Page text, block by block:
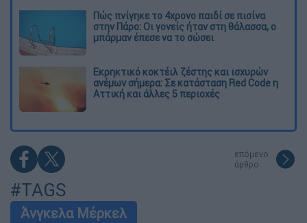
Πώς πνίγηκε το 4χρονο παιδί σε πισίνα
στην Πάρο: Οι γονείς ήταν στη θάλασσα, ο
μπάρμαν έπεσε να το σώσει
Εκρηκτικό κοκτέιλ ζέστης και ισχυρών
ανέμων σήμερα: Σε κατάσταση Red Code η
Αττική και άλλες 5 περιοχές
επόμενο
άρθρο
#TAGS
Άνγκελα Μέρκελ